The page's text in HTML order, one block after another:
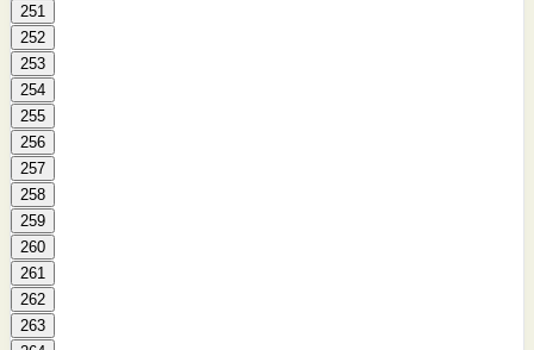
251
252
253
254
255
256
257
258
259
260
261
262
263